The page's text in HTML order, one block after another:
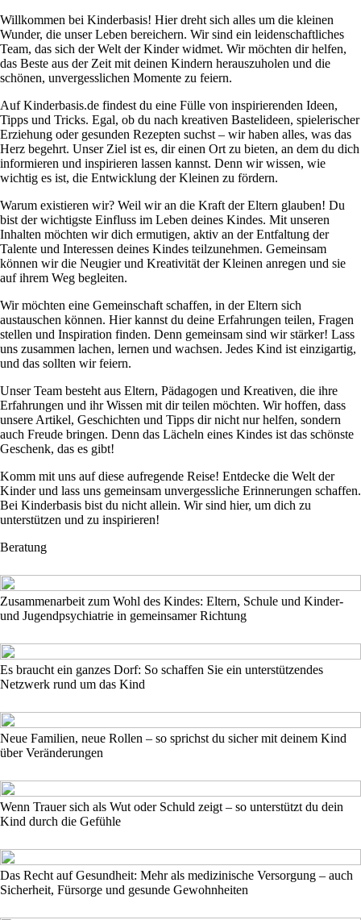
Willkommen bei Kinderbasis! Hier dreht sich alles um die kleinen
Wunder, die unser Leben bereichern. Wir sind ein leidenschaftliches
Team, das sich der Welt der Kinder widmet. Wir möchten dir helfen,
das Beste aus der Zeit mit deinen Kindern herauszuholen und die
schönen, unvergesslichen Momente zu feiern.
Auf Kinderbasis.de findest du eine Fülle von inspirierenden Ideen,
Tipps und Tricks. Egal, ob du nach kreativen Bastelideen, spielerischer
Erziehung oder gesunden Rezepten suchst – wir haben alles, was das
Herz begehrt. Unser Ziel ist es, dir einen Ort zu bieten, an dem du dich
informieren und inspirieren lassen kannst. Denn wir wissen, wie
wichtig es ist, die Entwicklung der Kleinen zu fördern.
Warum existieren wir? Weil wir an die Kraft der Eltern glauben! Du
bist der wichtigste Einfluss im Leben deines Kindes. Mit unseren
Inhalten möchten wir dich ermutigen, aktiv an der Entfaltung der
Talente und Interessen deines Kindes teilzunehmen. Gemeinsam
können wir die Neugier und Kreativität der Kleinen anregen und sie
auf ihrem Weg begleiten.
Wir möchten eine Gemeinschaft schaffen, in der Eltern sich
austauschen können. Hier kannst du deine Erfahrungen teilen, Fragen
stellen und Inspiration finden. Denn gemeinsam sind wir stärker! Lass
uns zusammen lachen, lernen und wachsen. Jedes Kind ist einzigartig,
und das sollten wir feiern.
Unser Team besteht aus Eltern, Pädagogen und Kreativen, die ihre
Erfahrungen und ihr Wissen mit dir teilen möchten. Wir hoffen, dass
unsere Artikel, Geschichten und Tipps dir nicht nur helfen, sondern
auch Freude bringen. Denn das Lächeln eines Kindes ist das schönste
Geschenk, das es gibt!
Komm mit uns auf diese aufregende Reise! Entdecke die Welt der
Kinder und lass uns gemeinsam unvergessliche Erinnerungen schaffen.
Bei Kinderbasis bist du nicht allein. Wir sind hier, um dich zu
unterstützen und zu inspirieren!
Beratung
Zusammenarbeit zum Wohl des Kindes: Eltern, Schule und Kinder-
und Jugendpsychiatrie in gemeinsamer Richtung
Es braucht ein ganzes Dorf: So schaffen Sie ein unterstützendes
Netzwerk rund um das Kind
Neue Familien, neue Rollen – so sprichst du sicher mit deinem Kind
über Veränderungen
Wenn Trauer sich als Wut oder Schuld zeigt – so unterstützt du dein
Kind durch die Gefühle
Das Recht auf Gesundheit: Mehr als medizinische Versorgung – auch
Sicherheit, Fürsorge und gesunde Gewohnheiten